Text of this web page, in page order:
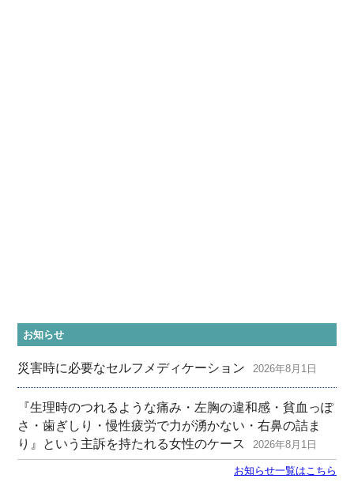
お知らせ
災害時に必要なセルフメディケーション 2026年8月1日
『生理時のつれるような痛み・左胸の違和感・貧血っぽ
さ・歯ぎしり・慢性疲労で力が湧かない・右鼻の詰ま
り』という主訴を持たれる女性のケース
2026年8月1日
お知らせ一覧はこちら